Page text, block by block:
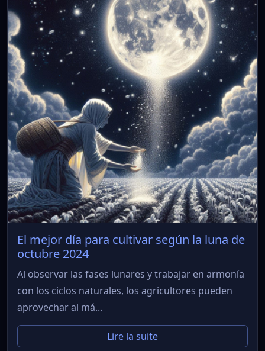
El mejor día para cultivar según la luna de
octubre 2024
Al observar las fases lunares y trabajar en armonía
con los ciclos naturales, los agricultores pueden
aprovechar al má...
Lire la suite